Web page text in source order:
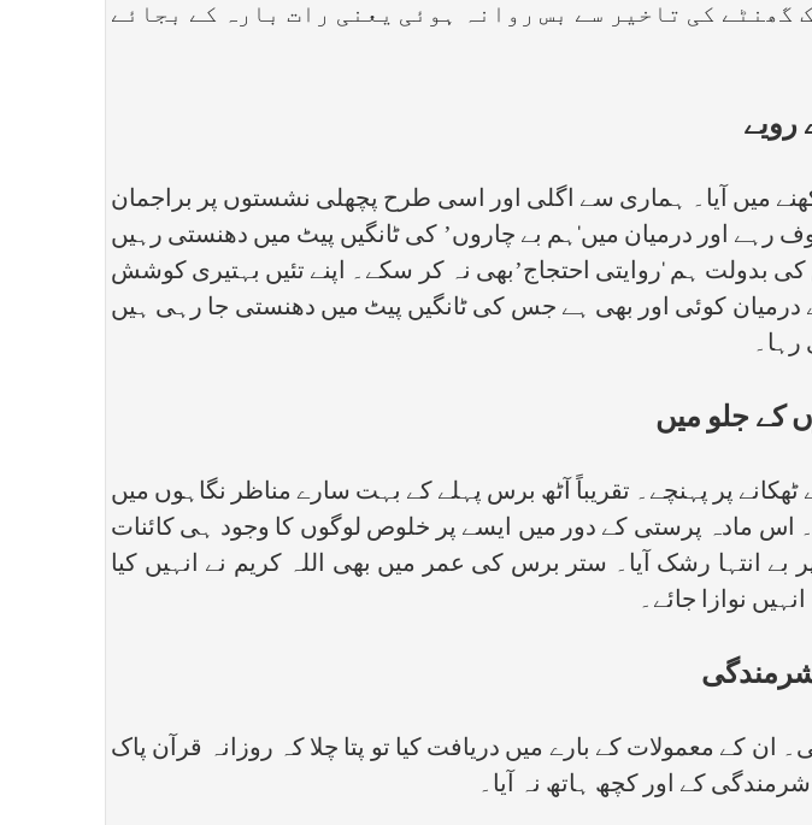
کی تاخیر سے بس روانہ ہوئی یعنی رات بارہ کے بجائے
رویے
میں آیا۔ ہماری سے اگلی اور اسی طرح پچھلی نشستوں پر براجمان
رہے اور درمیان میں‘ہم بے چاروں’ کی ٹانگیں پیٹ میں دھنستی رہیں
ہم ‘روایتی احتجاج’بھی نہ کر سکے۔ اپنے تئیں بہتیری کوشش
کوئی اور بھی ہے جس کی ٹانگیں پیٹ میں دھنستی جا رہی ہیں
کے جلو میں
پر پہنچے۔ تقریباً آٹھ برس پہلے کے بہت سارے مناظر نگاہوں میں
مادہ پرستی کے دور میں ایسے پر خلوص لوگوں کا وجود ہی کائنات
انتہا رشک آیا۔ ستر برس کی عمر میں بھی اللہ کریم نے انہیں کیا
نوازا جائے۔
معمولات کے بارے میں دریافت کیا تو پتا چلا کہ روزانہ قرآن پاک
کے اور کچھ ہاتھ نہ آیا۔